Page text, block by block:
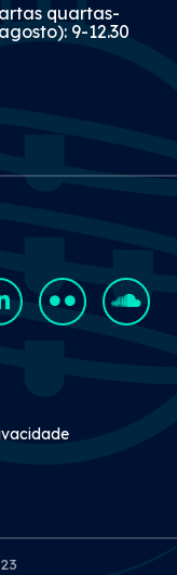
quartas-
9-12.30